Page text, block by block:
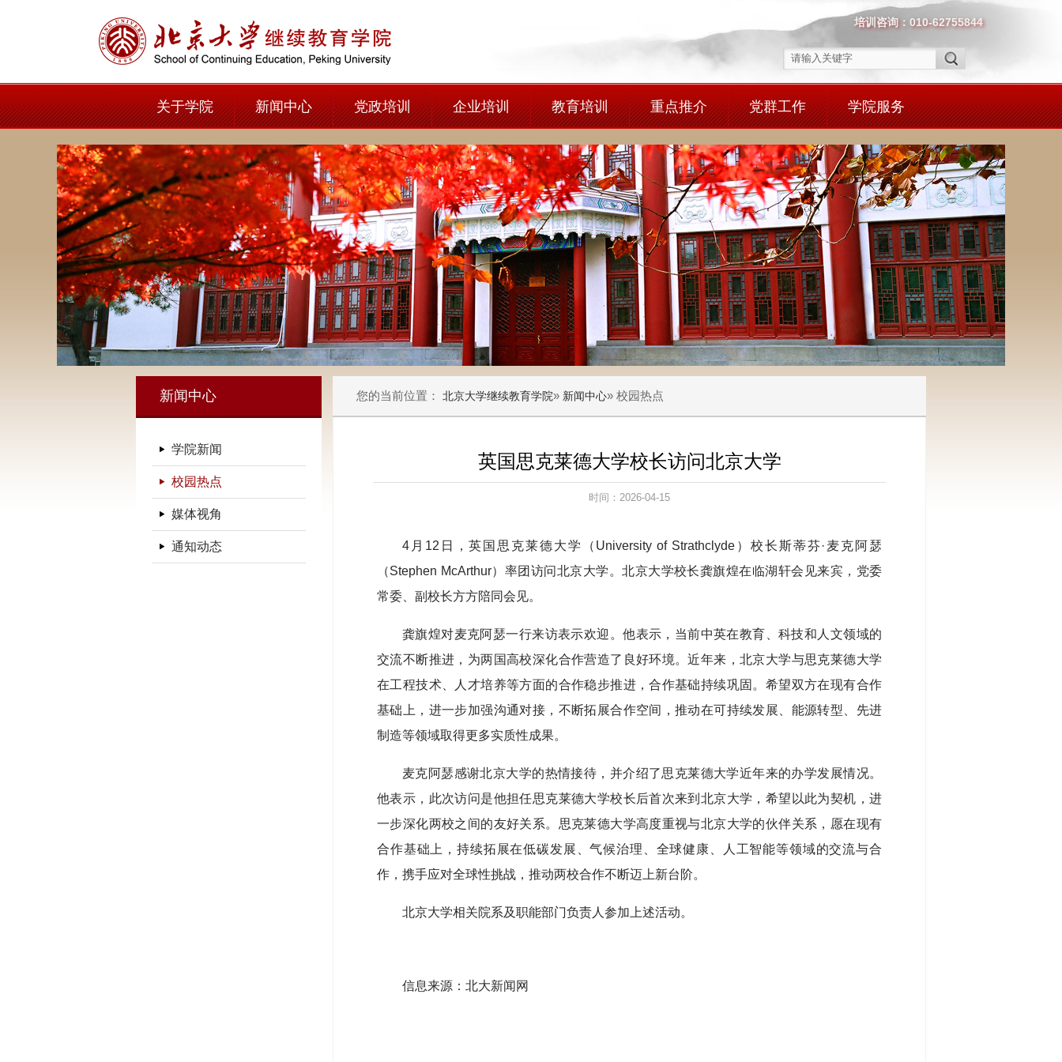
培训咨询：010-62755844
关于学院 新闻中心 党政培训 企业培训 教育培训 重点推介 党群工作 学院服务
新闻中心
学院新闻
校园热点
媒体视角
通知动态
您的当前位置： 北京大学继续教育学院» 新闻中心» 校园热点
英国思克莱德大学校长访问北京大学
时间：2026-04-15
4月12日，英国思克莱德大学（University of Strathclyde）校长斯蒂芬·麦克阿瑟
（Stephen McArthur）率团访问北京大学。北京大学校长龚旗煌在临湖轩会见来宾，党委
常委、副校长方方陪同会见。
龚旗煌对麦克阿瑟一行来访表示欢迎。他表示，当前中英在教育、科技和人文领域的
交流不断推进，为两国高校深化合作营造了良好环境。近年来，北京大学与思克莱德大学
在工程技术、人才培养等方面的合作稳步推进，合作基础持续巩固。希望双方在现有合作
基础上，进一步加强沟通对接，不断拓展合作空间，推动在可持续发展、能源转型、先进
制造等领域取得更多实质性成果。
麦克阿瑟感谢北京大学的热情接待，并介绍了思克莱德大学近年来的办学发展情况。
他表示，此次访问是他担任思克莱德大学校长后首次来到北京大学，希望以此为契机，进
一步深化两校之间的友好关系。思克莱德大学高度重视与北京大学的伙伴关系，愿在现有
合作基础上，持续拓展在低碳发展、气候治理、全球健康、人工智能等领域的交流与合
作，携手应对全球性挑战，推动两校合作不断迈上新台阶。
北京大学相关院系及职能部门负责人参加上述活动。
信息来源：北大新闻网